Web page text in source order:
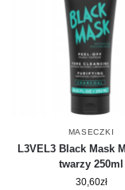
MASECZKI
L3VEL3 Black Mask
twarzy 250ml
30,60zł